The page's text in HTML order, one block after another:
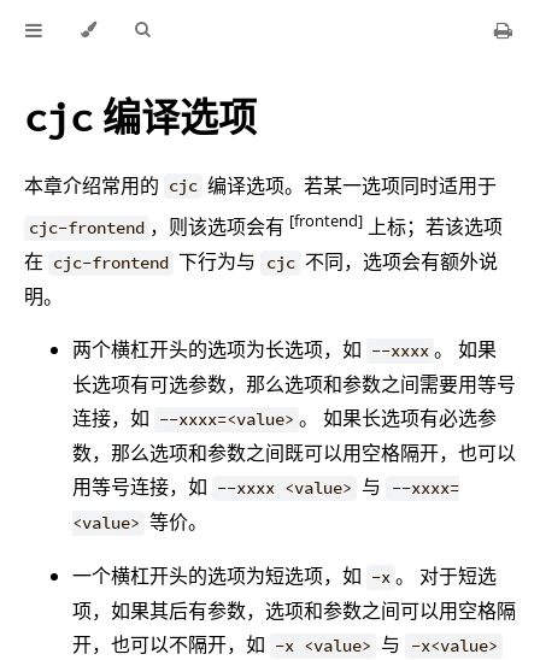
cjc 编译选项
本章介绍常用的 cjc 编译选项。若某一选项同时适用于
cjc-frontend ，则该选项会有 [frontend] 上标；若该选项
在 cjc-frontend 下行为与 cjc 不同，选项会有额外说
明。
两个横杠开头的选项为长选项，如 --xxxx 。 如果
长选项有可选参数，那么选项和参数之间需要用等号
连接，如 --xxxx=<value> 。 如果长选项有必选参
数，那么选项和参数之间既可以用空格隔开，也可以
用等号连接，如 --xxxx <value> 与
--xxxx=
<value> 等价。
一个横杠开头的选项为短选项，如 -x 。 对于短选
项，如果其后有参数，选项和参数之间可以用空格隔
开，也可以不隔开，如 -x <value> 与 -x<value>